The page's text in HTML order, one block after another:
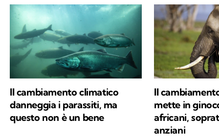
Il cambiamento climatico
danneggia i parassiti, ma
questo non è un bene
Il
mette in
africani,
anziani